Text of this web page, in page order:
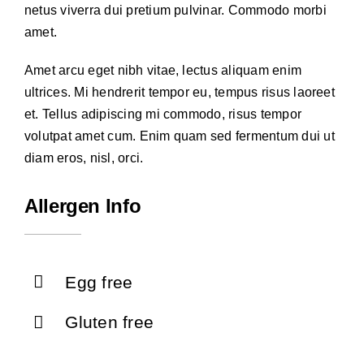
netus viverra dui pretium pulvinar. Commodo morbi
amet.
Amet arcu eget nibh vitae, lectus aliquam enim
ultrices. Mi hendrerit tempor eu, tempus risus laoreet
et. Tellus adipiscing mi commodo, risus tempor
volutpat amet cum. Enim quam sed fermentum dui ut
diam eros, nisl, orci.
Allergen Info
Egg free
Gluten free